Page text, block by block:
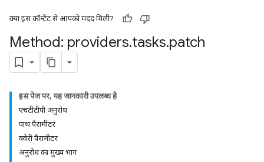
क्या इस कॉन्टेंट से आपको मदद मिली?
Method: providers.tasks.patch
इस पेज पर, यह जानकारी उपलब्ध है
एचटीटीपी अनुरोध
पाथ पैरामीटर
क्वेरी पैरामीटर
अनुरोध का मुख्य भाग